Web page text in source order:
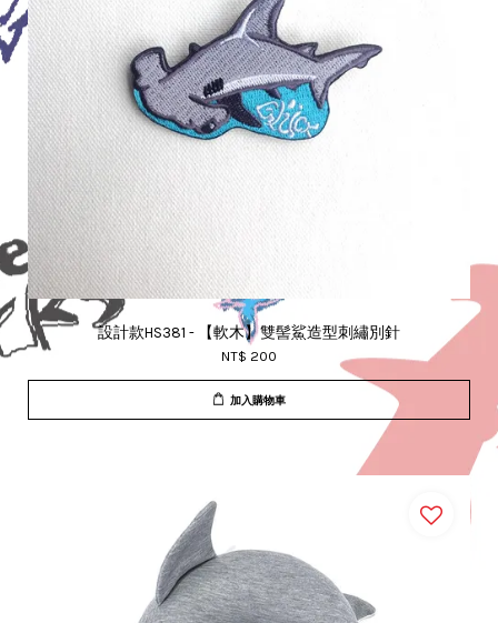
設計款HS381 - 【軟木】雙髻鯊造型刺繡別針
NT$ 200
加入購物車